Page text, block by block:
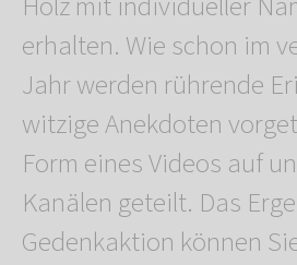
erhalten. Wie schon im
Jahr werden rührende
witzige Anekdoten
Form eines Videos auf
Kanälen geteilt. Das
Gedenkaktion können